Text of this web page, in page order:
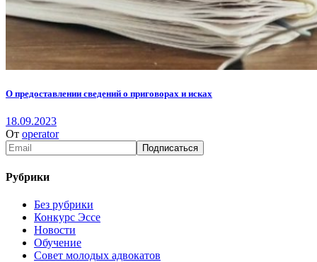
О предоставлении сведений о приговорах и исках
18.09.2023
От operator
Рубрики
Без рубрики
Конкурс Эссе
Новости
Обучение
Совет молодых адвокатов